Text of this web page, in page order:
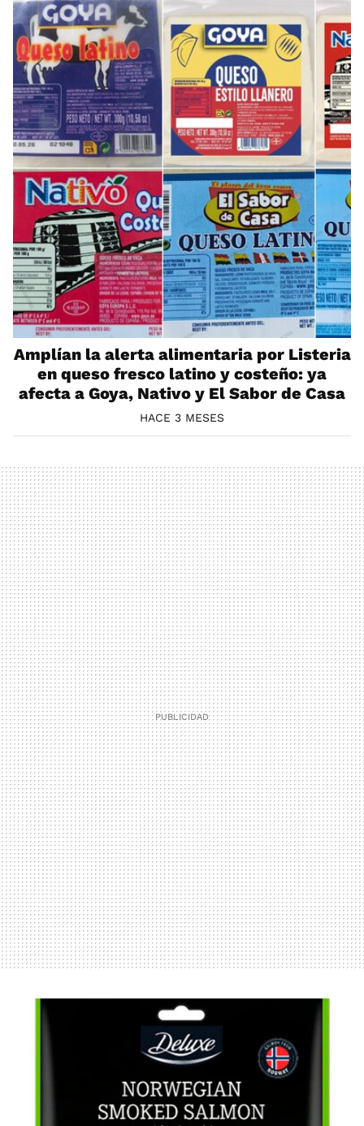
Amplían la alerta alimentaria por Listeria
en queso fresco latino y costeño: ya
afecta a Goya, Nativo y El Sabor de Casa
HACE 3 MESES